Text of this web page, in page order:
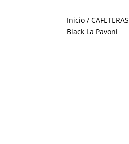
Inicio /CAFETERAS
Black La Pavoni